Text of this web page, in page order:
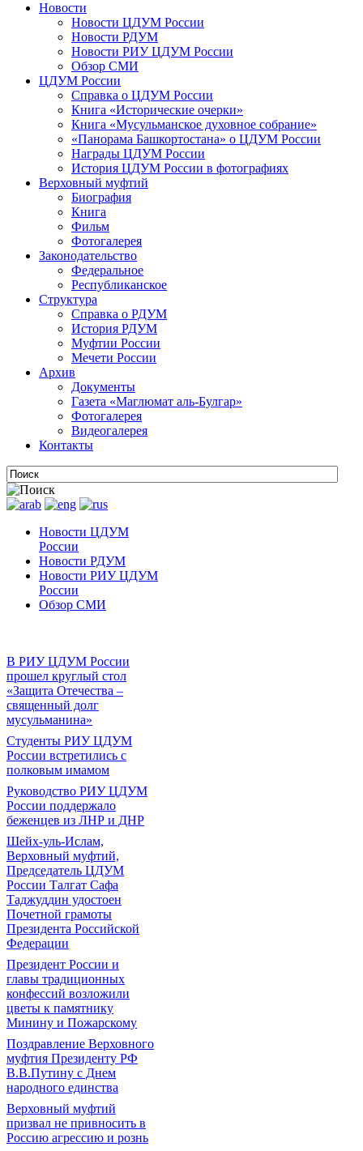
Новости
Новости ЦДУМ России
Новости РДУМ
Новости РИУ ЦДУМ России
Обзор СМИ
ЦДУМ России
Справка о ЦДУМ России
Книга «Исторические очерки»
Книга «Мусульманское духовное собрание»
«Панорама Башкортостана» о ЦДУМ России
Награды ЦДУМ России
История ЦДУМ России в фотографиях
Верховный муфтий
Биография
Книга
Фильм
Фотогалерея
Законодательство
Федеральное
Республиканское
Структура
Справка о РДУМ
История РДУМ
Муфтии России
Мечети России
Архив
Документы
Газета «Маглюмат аль-Булгар»
Фотогалерея
Видеогалерея
Контакты
Новости ЦДУМ
России
Новости РДУМ
Новости РИУ ЦДУМ
России
Обзор СМИ
В РИУ ЦДУМ России
прошел круглый стол
«Защита Отечества –
священный долг
мусульманина»
Студенты РИУ ЦДУМ
России встретились с
полковым имамом
Руководство РИУ ЦДУМ
России поддержало
беженцев из ЛНР и ДНР
Шейх-уль-Ислам,
Верховный муфтий,
Председатель ЦДУМ
России Талгат Сафа
Таджуддин удостоен
Почетной грамоты
Президента Российской
Федерации
Президент России и
главы традиционных
конфессий возложили
цветы к памятнику
Минину и Пожарскому
Поздравление Верховного
муфтия Президенту РФ
В.В.Путину с Днем
народного единства
Верховный муфтий
призвал не привносить в
Россию агрессию и рознь